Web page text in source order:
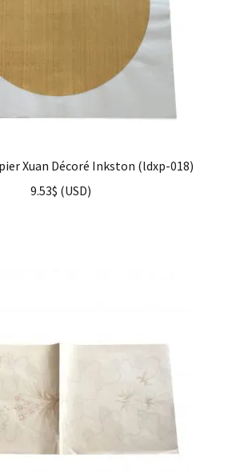
Xuan Décoré Inkston (ldxp-018)
9.53$ (USD)